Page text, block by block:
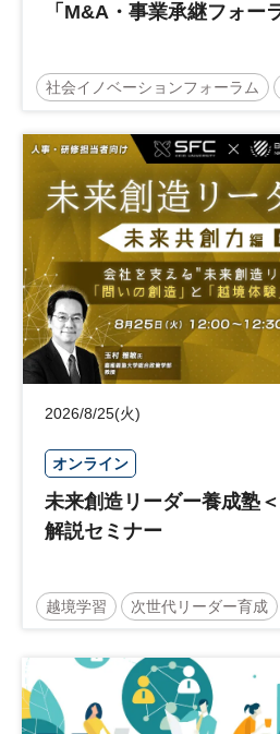
「M&A・事業承継フォー
社会イノベーションフォーラム
事業承継 中堅中小企業
日経社会イノベーションフォーラ
2026/8/25(火)
オンライン
未来創造リーダー養成塾
解説セミナー
越境学習 次世代リーダー育成